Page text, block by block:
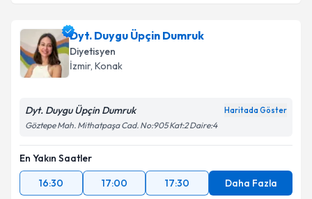
Dyt. Duygu Üpçin Dumruk
Diyetisyen
İzmir, Konak
Dyt. Duygu Üpçin Dumruk Haritada Göster
Göztepe Mah. Mithatpaşa Cad. No:905 Kat:2 Daire:4
En Yakın Saatler
16:30
17:00 17:30 Daha Fazla